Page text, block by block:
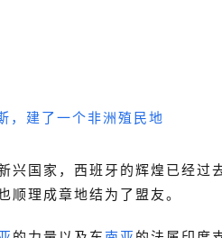
国家，西班牙的辉煌已经过去
顺理成章地结为了盟友。